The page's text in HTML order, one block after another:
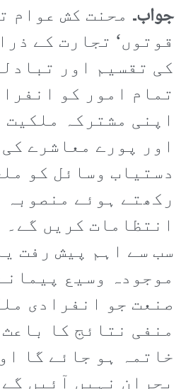
جواب۔ محنت کش عوام
قوتوں‘ تجارت کے
کی تقسیم اور
تمام امور کو
اپنی مشترکہ
اور پورے معاشرے
دستیاب وسائل کو
رکھتے ہوئے
انتظامات کریں
سب سے اہم پیش رفت
موجودہ وسیع
صنعت جو انفرادی
منفی نتائج کا
خاتمہ ہو جائے گا